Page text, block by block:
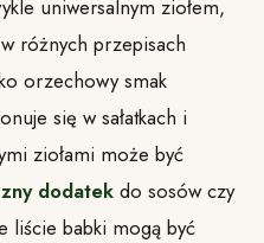
uniwersalnym ziołem,
różnych przepisach
orzechowy smak
się w sałatkach i
ziołami może być
dodatek do sosów czy
liście babki mogą być